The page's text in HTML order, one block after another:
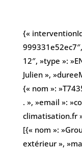
{«
12″, »type »:
Julien »,
{« nom »:
. », »email »:
climatisation.fr
[{« nom »:
extérieur »,